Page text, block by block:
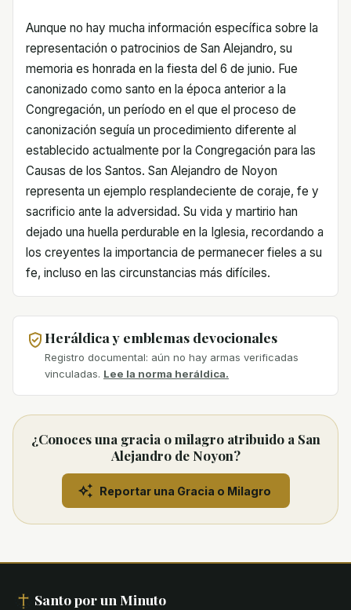
Aunque no hay mucha información específica sobre la
representación o patrocinios de San Alejandro, su
memoria es honrada en la fiesta del 6 de junio. Fue
canonizado como santo en la época anterior a la
Congregación, un período en el que el proceso de
canonización seguía un procedimiento diferente al
establecido actualmente por la Congregación para las
Causas de los Santos. San Alejandro de Noyon
representa un ejemplo resplandeciente de coraje, fe y
sacrificio ante la adversidad. Su vida y martirio han
dejado una huella perdurable en la Iglesia, recordando a
los creyentes la importancia de permanecer fieles a su
fe, incluso en las circunstancias más difíciles.
Heráldica y emblemas devocionales
Registro documental: aún no hay armas verificadas
vinculadas. Lee la norma heráldica.
¿Conoces una gracia o milagro atribuido a San
Alejandro de Noyon?
Reportar una Gracia o Milagro
Santo por un Minuto